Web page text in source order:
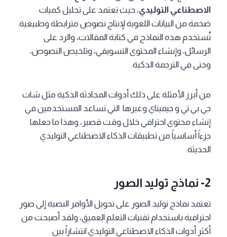
الاصطناعي التوليدي، حيث تعتمد على تحليل كميات
ضخمة من البيانات اللغوية لإنتاج نصوص مترابطة وطبيعية.
تُستخدم هذه النماذج في كتابة المقالات، والرد على
الرسائل، وإنشاء المحتوى التسويقي، وتلخيص النصوص،
وحتى في الترجمة الذكية.
من أبرز الأمثلة على ذلك أدوات المحادثة الذكية مثل شات
جي بي تي و جيميناي وغيرها التي تساعد المستخدمين في
إنشاء محتوى احترافي خلال وقت قصير، وهذا ما جعلها
جزءاً أساسياً من تطبيقات الذكاء الاصطناعي التوليدي
الحديثة.
2- نماذج توليد الصور
تعتمد نماذج توليد الصور على تحويل الأوامر النصية إلى صور
احترافية باستخدام تقنيات التعلم العميق، ولقد أصبحت من
أكثر أدوات الذكاء الاصطناعي التوليدي انتشاراً بين